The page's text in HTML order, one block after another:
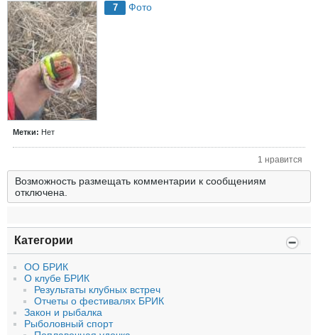
7 Фото
Метки: Нет
1 нравится
Возможность размещать комментарии к сообщениям
отключена.
Категории
ОО БРИК
О клубе БРИК
Результаты клубных встреч
Отчеты о фестивалях БРИК
Закон и рыбалка
Рыболовный спорт